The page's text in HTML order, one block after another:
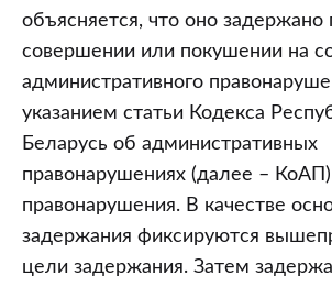
объясняется, что оно задержано
совершении или покушении на
административного
указанием статьи Кодекса
Беларусь об административных
правонарушениях (далее – КоАП)
правонарушения. В качестве
задержания фиксируются
цели задержания. Затем